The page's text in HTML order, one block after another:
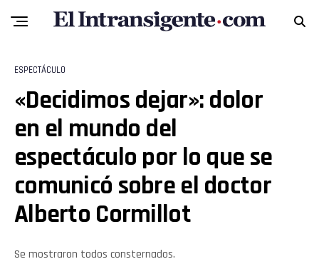
ESPECTÁCULO
«Decidimos dejar»: dolor
en el mundo del
espectáculo por lo que se
comunicó sobre el doctor
Alberto Cormillot
Se mostraron todos consternados.
Reddit
Pinterest
Whatsapp